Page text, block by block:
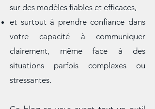
gagner du temps en vous appuyant
sur des modèles fiables et efficaces,
et surtout à prendre confiance dans
votre capacité à communiquer
clairement, même face à des
situations parfois complexes ou